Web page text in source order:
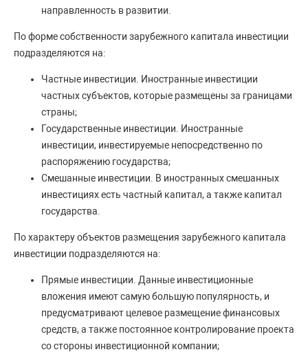
направленность в развитии.
По форме собственности зарубежного капитала инвестиции
подразделяются на:
Частные инвестиции. Иностранные инвестиции
частных субъектов, которые размещены за границами
страны;
Государственные инвестиции. Иностранные
инвестиции, инвестируемые непосредственно по
распоряжению государства;
Смешанные инвестиции. В иностранных смешанных
инвестициях есть частный капитал, а также капитал
государства.
По характеру объектов размещения зарубежного капитала
инвестиции подразделяются на:
Прямые инвестиции. Данные инвестиционные
вложения имеют самую большую популярность, и
предусматривают целевое размещение финансовых
средств, а также постоянное контролирование проекта
со стороны инвестиционной компании;